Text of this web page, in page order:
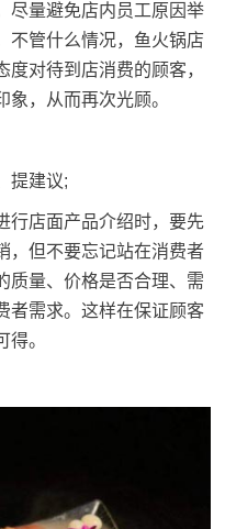
尽量避免店内员工原因举
不管什么情况，鱼火锅店
对待到店消费的顾客，
，从而再次光顾。
提建议;
行店面产品介绍时，要先
，但不要忘记站在消费者
质量、价格是否合理、需
者需求。这样在保证顾客
。